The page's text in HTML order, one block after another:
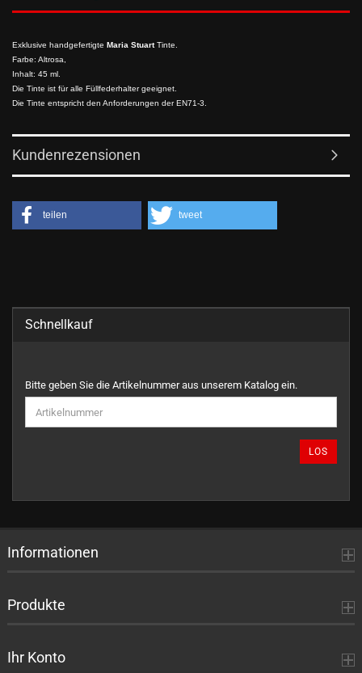
Exklusive handgefertigte Maria StuartTinte.
Farbe: Altrosa,
Inhalt: 45 ml.
Die Tinte ist für alle Füllfederhalter geeignet.
Die Tinte entspricht den Anforderungen der EN71-3.
Kundenrezensionen
teilen tweet
Schnellkauf
BITTE
GEBEN
SIE
DIE
EIN.
Bitte geben Sie die Artikelnummer aus unserem Katalog ein.
LOS
Informationen
Produkte
Ihr Konto